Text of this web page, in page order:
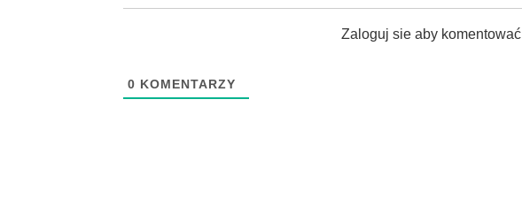
Zaloguj sie aby komentować
0 KOMENTARZY